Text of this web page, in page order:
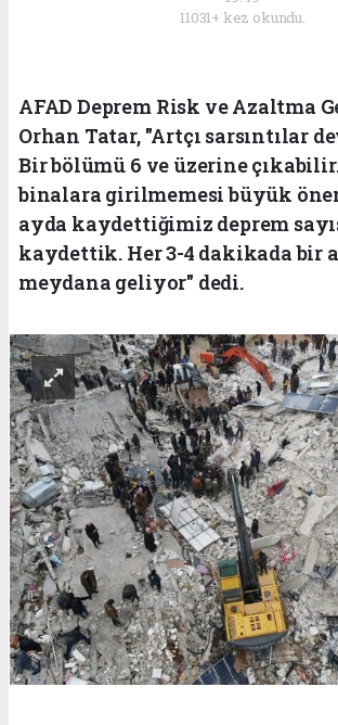
11031+ kez okundu.
AFAD Deprem Risk ve Azaltma
Orhan Tatar, "Artçı sarsıntılar
Bir bölümü 6 ve üzerine
binalara girilmemesi büyük
ayda kaydettiğimiz deprem
kaydettik. Her 3-4 dakikada bir
meydana geliyor" dedi.